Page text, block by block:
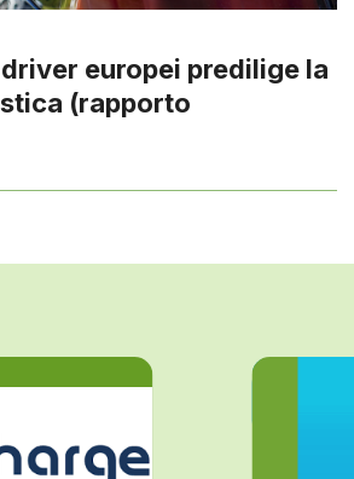
europei predilige la
(rapporto